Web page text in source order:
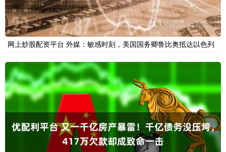
网上炒股配资平台 外媒：敏感时刻，美国国务卿鲁比奥抵达以色列